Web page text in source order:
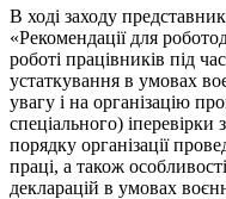
В ході заходу
«Рекомендації для
роботі працівників під
устаткування в умовах
увагу і на організацію
спеціального)
порядку організації
праці, а також
декларацій в умовах